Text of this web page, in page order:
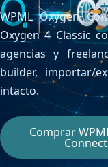
Servidor de
Área cliente
WPML Oxygen
Oxygen 4 Classic
agencias y
builder, importar/
intacto.
Comprar